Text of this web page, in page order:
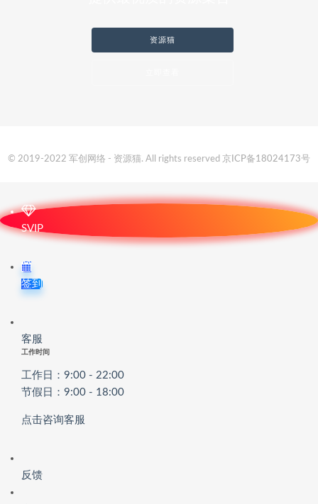
资源猫
© 2019-2022 军创网络 - 资源猫. All rights reserved 京ICP备18024173号
SVIP
签到
客服
工作时间
工作日：9:00 - 22:00
节假日：9:00 - 18:00
点击咨询客服
反馈